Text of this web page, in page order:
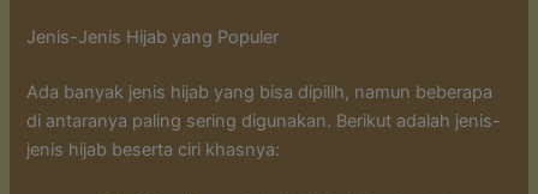
Jenis-Jenis Hijab yang Populer
Ada banyak jenis hijab yang bisa dipilih, namun beberapa
di antaranya paling sering digunakan. Berikut adalah jenis-
jenis hijab beserta ciri khasnya: